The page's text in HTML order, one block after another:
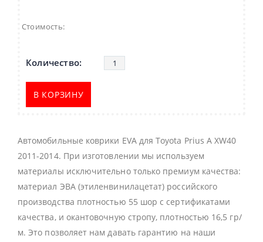
Стоимость:
В КОРЗИНУ
Автомобильные коврики EVA для Toyota Prius A XW40
2011-2014. При изготовлении мы используем
материалы исключительно только премиум качества:
материал ЭВА (этиленвинилацетат) российского
производства плотностью 55 шор с сертификатами
качества, и окантовочную стропу, плотностью 16,5 гр/
м. Это позволяет нам давать гарантию на наши